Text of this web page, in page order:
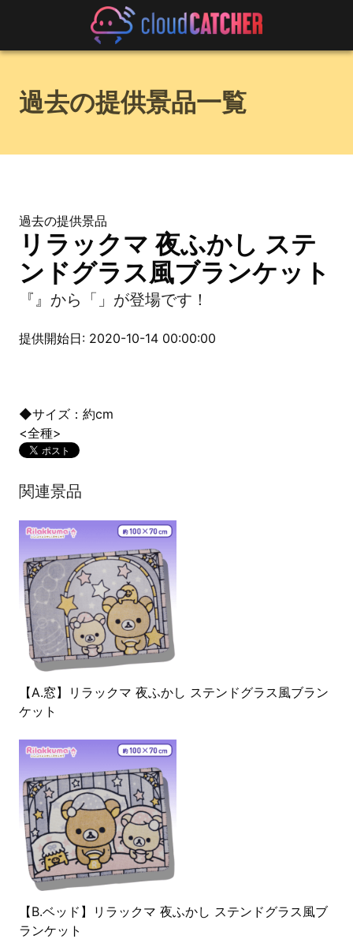
過去の提供景品一覧
過去の提供景品
リラックマ 夜ふかし ステ
ンドグラス風ブランケット
『』から「」が登場です！
提供開始日: 2020-10-14 00:00:00
◆サイズ：約cm
<全種>
関連景品
【A.窓】リラックマ 夜ふかし ステンドグラス風ブラン
ケット
【B.ベッド】リラックマ 夜ふかし ステンドグラス風ブ
ランケット